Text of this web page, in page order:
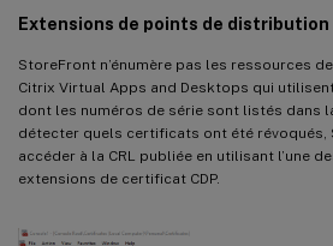
Extensions de points de distribution
StoreFront n’énumère pas les ressources
Citrix Virtual Apps and Desktops qui
dont les numéros de série sont listés dans
détecter quels certificats ont été
accéder à la CRL publiée en utilisant l’une
extensions de certificat CDP.